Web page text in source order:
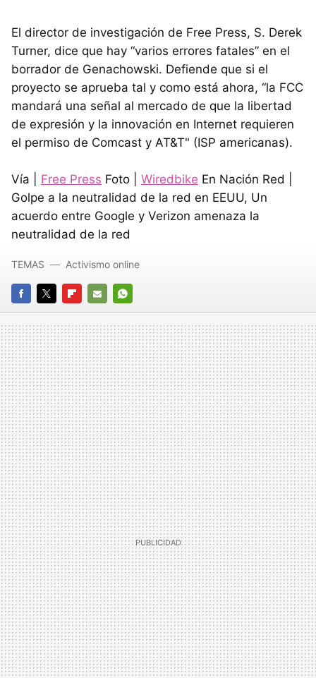
El director de investigación de Free Press, S. Derek
Turner, dice que hay “varios errores fatales” en el
borrador de Genachowski. Defiende que si el
proyecto se aprueba tal y como está ahora, “la FCC
mandará una señal al mercado de que la libertad
de expresión y la innovación en Internet requieren
el permiso de Comcast y AT&T" (ISP americanas).
Vía | Free Press Foto | Wiredbike En Nación Red |
Golpe a la neutralidad de la red en EEUU, Un
acuerdo entre Google y Verizon amenaza la
neutralidad de la red
FACEBOOK
TWITTERFLIPBOARD
E-
MAIL
WHATSAPP
TEMAS Activismo online